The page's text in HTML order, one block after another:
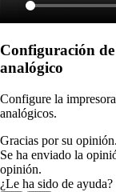
Configuración
analógico
Configure la
analógicos.
Gracias por su opinión.
Se ha enviado la
opinión.
¿Le ha sido de ayuda?